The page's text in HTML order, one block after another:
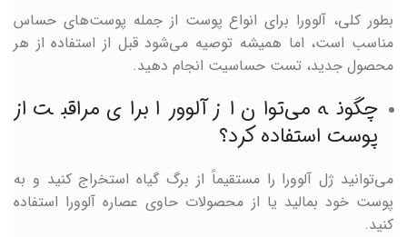
بطور کلی، آلوورا برای انواع پوست از جمله پوست‌های حساس
مناسب است، اما همیشه توصیه می‌شود قبل از استفاده از هر
محصول جدید، تست حساسیت انجام دهید.
چگونه می‌توان از آلوورا برای مراقبت از
پوست استفاده کرد؟
می‌توانید ژل آلوورا را مستقیماً از برگ گیاه استخراج کنید و به
پوست خود بمالید یا از محصولات حاوی عصاره آلوورا استفاده
کنید.